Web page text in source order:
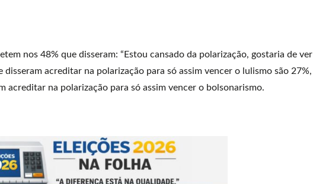
nos 48% que disseram: “Estou cansado da polarização, gostaria de ver
disseram acreditar na polarização para só assim vencer o lulismo são 27%,
acreditar na polarização para só assim vencer o bolsonarismo.